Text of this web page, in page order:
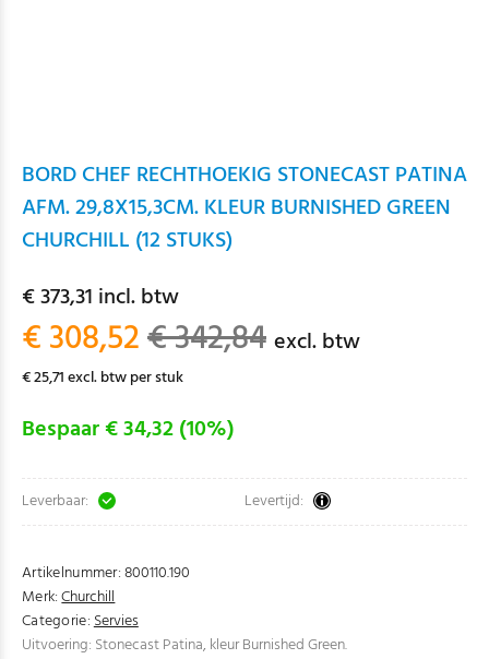
BORD CHEF RECHTHOEKIG STONECAST PATINA
AFM. 29,8X15,3CM. KLEUR BURNISHED GREEN
CHURCHILL (12 STUKS)
€ 373,31 incl. btw
€ 308,52€ 342,84 excl. btw
€ 25,71 excl. btw per stuk
Bespaar € 34,32 (10%)
Leverbaar: Levertijd:
Artikelnummer:800110.190
Merk:Churchill
Categorie:Servies
Uitvoering: Stonecast Patina, kleur Burnished Green.